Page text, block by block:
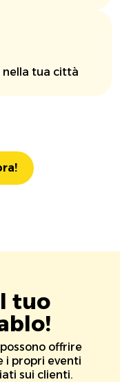
nella tua città
tuo
offrire
i propri eventi
sui clienti.